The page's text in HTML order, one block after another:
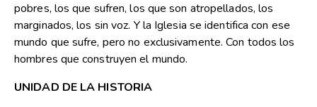
pobres, los que sufren, los que son atropellados, los
marginados, los sin voz. Y la Iglesia se identifica con ese
mundo que sufre, pero no exclusivamente. Con todos los
hombres que construyen el mundo.
UNIDAD DE LA HISTORIA